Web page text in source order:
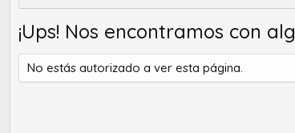
¡Ups! Nos encontramos con
No estás autorizado a ver esta página.